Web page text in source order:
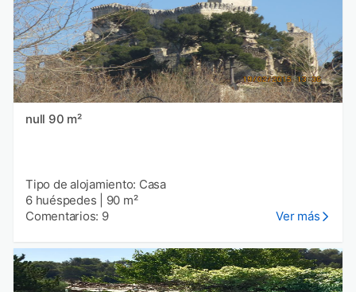
null 90 m²
Tipo de alojamiento: Casa
6 huéspedes
90 m²
Comentarios: 9
Ver más